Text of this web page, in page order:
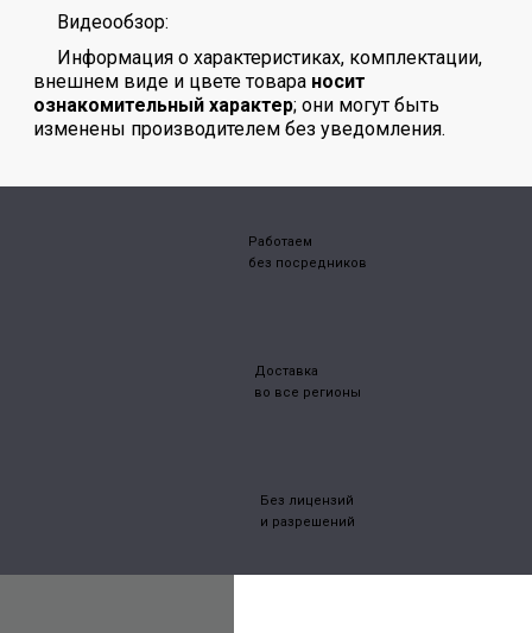
Видеообзор:
Информация о характеристиках, комплектации,
внешнем виде и цвете товара носит
ознакомительный характер; они могут быть
изменены производителем без уведомления.
Работаем
без посредников
Доставка
во все регионы
Без лицензий
и разрешений